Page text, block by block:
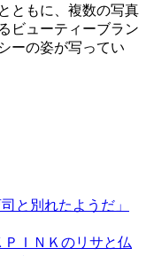
ともに、複数の写真
ビューティーブラン
ーの姿が写ってい
と別れたようだ」
ＩＮＫのリサと仏